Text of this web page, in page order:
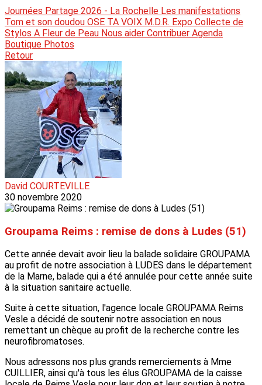
Journées Partage 2026 - La Rochelle Les manifestations
Tom et son doudou OSE TA VOIX M.D.R. Expo Collecte de
Stylos A Fleur de Peau Nous aider Contribuer Agenda
Boutique Photos
Retour
David COURTEVILLE
30 novembre 2020
Groupama Reims : remise de dons à Ludes (51)
Cette année devait avoir lieu la balade solidaire GROUPAMA
au profit de notre association à LUDES dans le département
de la Marne, balade qui a été annulée pour cette année suite
à la situation sanitaire actuelle.
Suite à cette situation, l'agence locale GROUPAMA Reims
Vesle a décidé de soutenir notre association en nous
remettant un chèque au profit de la recherche contre les
neurofibromatoses.
Nous adressons nos plus grands remerciements à Mme
CUILLIER, ainsi qu'à tous les élus GROUPAMA de la caisse